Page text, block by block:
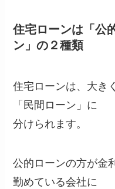
住宅ローンは「公
ン」の２種類
住宅ローンは、大き
「民間ローン」に
分けられます。
公的ローンの方が金
勤めている会社に